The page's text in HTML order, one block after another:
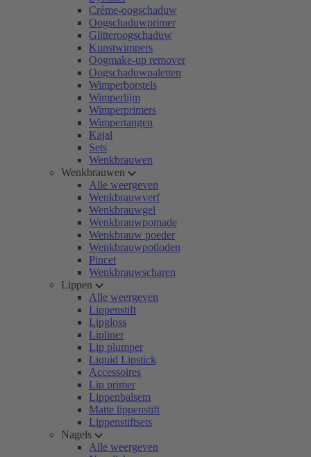
Crème-oogschaduw
Oogschaduwprimer
Glitteroogschaduw
Kunstwimpers
Oogmake-up remover
Oogschaduwpaletten
Wimperborstels
Wimperlijm
Wimperprimers
Wimpertangen
Kajal
Sets
Wenkbrauwen
Wenkbrauwen
Alle weergeven
Wenkbrauwverf
Wenkbrauwgel
Wenkbrauwpomade
Wenkbrauw poeder
Wenkbrauwpotloden
Pincet
Wenkbrauwscharen
Lippen
Alle weergeven
Lippenstift
Lipgloss
Lipliner
Lip plumper
Liquid Lipstick
Accessoires
Lip primer
Lippenbalsem
Matte lippenstift
Lippenstiftsets
Nagels
Alle weergeven